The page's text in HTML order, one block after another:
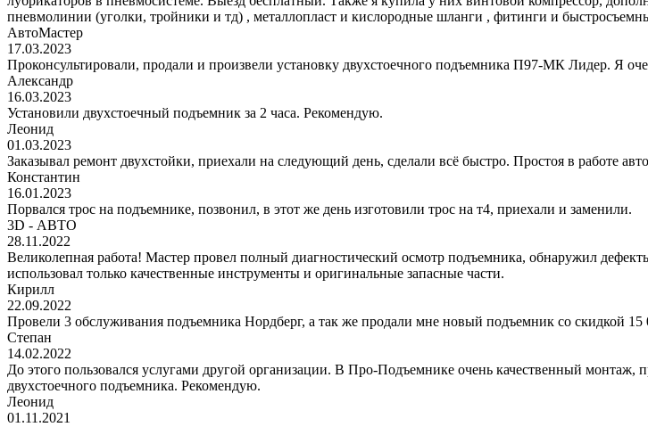
пневмолинии (уголки, тройники и тд) , металлопласт и кислородные шланги , фитинги и
АвтоМастер
17.03.2023
Проконсультировали, продали и произвели установку двухстоечного подъемника П97-МК Лидер. Я
Александр
16.03.2023
Установили двухстоечный подъемник за 2 часа. Рекомендую.
Леонид
01.03.2023
Заказывал ремонт двухстойки, приехали на следующий день, сделали всё быстро. Простоя в работе
Константин
16.01.2023
Порвался трос на подъемнике, позвонил, в этот же день изготовили трос на т4, приехали и заменили.
3D - АВТО
28.11.2022
Великолепная работа! Мастер провел полный диагностический осмотр подъемника, обнаружил
использовал только качественные инструменты и оригинальные запасные части.
Кирилл
22.09.2022
Провели 3 обслуживания подъемника Нордберг, а так же продали мне новый подъемник со скидкой 15
Степан
14.02.2022
До этого пользовался услугами другой организации. В Про-Подъемнике очень качественный монтаж,
двухстоечного подъемника. Рекомендую.
Леонид
01.11.2021